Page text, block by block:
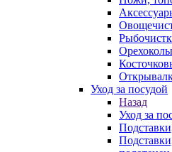
Орехоколы
Уход за посудой
Назад
Уход за